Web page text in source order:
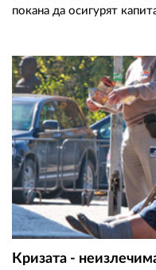
покана да осигурят
Кризата -